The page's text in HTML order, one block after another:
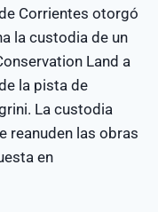
Corrientes otorgó
la custodia de un
Land a
la pista de
La custodia
reanuden las obras
en